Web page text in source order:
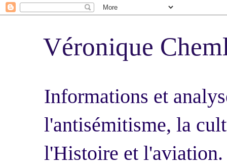
Véronique
Informations et
l'antisémitisme, la
l'Histoire et l'aviation.